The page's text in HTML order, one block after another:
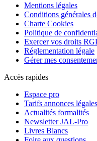
Mentions légales
Conditions générales
Charte Cookies
Politique de
Exercer vos droits
Réglementation légale
Gérer mes
Accès rapides
Espace pro
Tarifs annonces légales
Actualités formalités
Newsletter JAL-Pro
Livres Blancs